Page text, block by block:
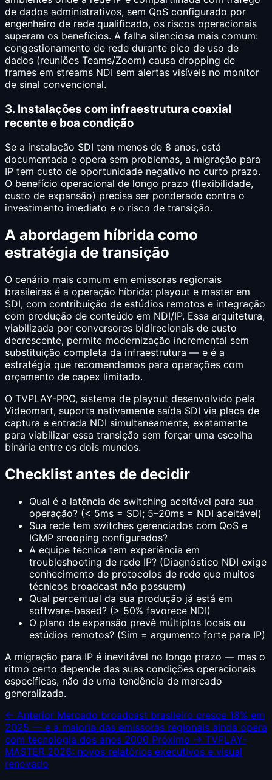
de dados administrativos, sem QoS configurado por
engenheiro de rede qualificado, os riscos operacionais
superam os benefícios. A falha silenciosa mais comum:
congestionamento de rede durante pico de uso de
dados (reuniões Teams/Zoom) causa dropping de
frames em streams NDI sem alertas visíveis no monitor
de sinal convencional.
3. Instalações com infraestrutura coaxial
recente e boa condição
Se a instalação SDI tem menos de 8 anos, está
documentada e opera sem problemas, a migração para
IP tem custo de oportunidade negativo no curto prazo.
O benefício operacional de longo prazo (flexibilidade,
custo de expansão) precisa ser ponderado contra o
investimento imediato e o risco de transição.
A abordagem híbrida como
estratégia de transição
O cenário mais comum em emissoras regionais
brasileiras é a operação híbrida: playout e master em
SDI, com contribuição de estúdios remotos e integração
com produção de conteúdo em NDI/IP. Essa arquitetura,
viabilizada por conversores bidirecionais de custo
decrescente, permite modernização incremental sem
substituição completa da infraestrutura — e é a
estratégia que recomendamos para operações com
orçamento de capex limitado.
O TVPLAY-PRO, sistema de playout desenvolvido pela
Videomart, suporta nativamente saída SDI via placa de
captura e entrada NDI simultaneamente, exatamente
para viabilizar essa transição sem forçar uma escolha
binária entre os dois mundos.
Checklist antes de decidir
Qual é a latência de switching aceitável para sua
operação? (< 5ms = SDI; 5–20ms = NDI aceitável)
Sua rede tem switches gerenciados com QoS e
IGMP snooping configurados?
A equipe técnica tem experiência em
troubleshooting de rede IP? (Diagnóstico NDI exige
conhecimento de protocolos de rede que muitos
técnicos broadcast não possuem)
Qual percentual da sua produção já está em
software-based? (> 50% favorece NDI)
O plano de expansão prevê múltiplos locais ou
estúdios remotos? (Sim = argumento forte para IP)
A migração para IP é inevitável no longo prazo — mas o
ritmo certo depende das suas condições operacionais
específicas, não de uma tendência de mercado
generalizada.
← Anterior Mercado broadcast brasileiro cresce 18% em
2025 — e a maioria das emissoras regionais ainda opera
com tecnologia dos anos 2000 Próximo → TVPLAY-
MASTER 2026: novos relatórios executivos e visual
renovado